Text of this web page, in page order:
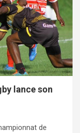
lance son
de